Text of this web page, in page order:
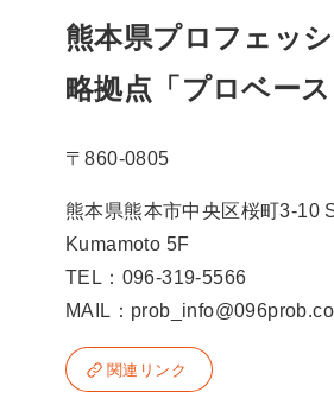
熊本県プロフェッ
略拠点「プロベース
〒860-0805
熊本県熊本市中央区桜町3-10
Kumamoto 5F
TEL：096-319-5566
MAIL：
関連リンク